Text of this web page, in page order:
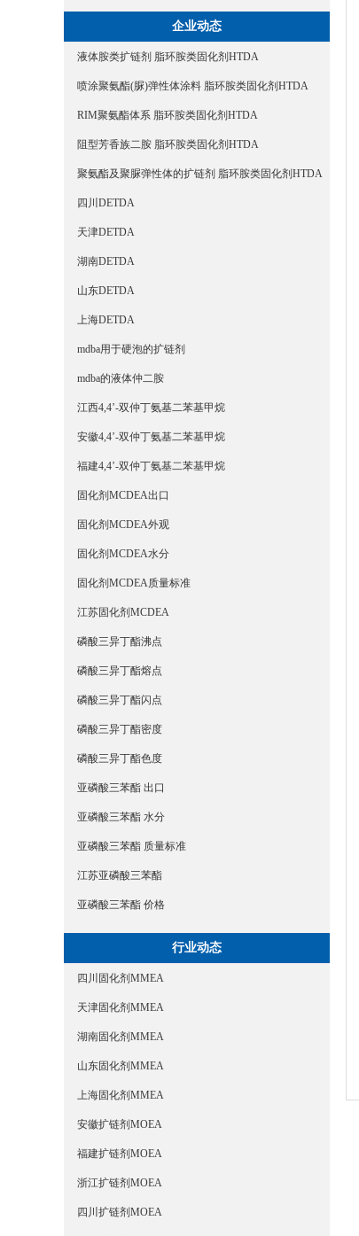
企业动态
液体胺类扩链剂 脂环胺类固化剂HTDA
喷涂聚氨酯(脲)弹性体涂料 脂环胺类固化剂HTDA
RIM聚氨酯体系 脂环胺类固化剂HTDA
阻型芳香族二胺 脂环胺类固化剂HTDA
聚氨酯及聚脲弹性体的扩链剂 脂环胺类固化剂HTDA
四川DETDA
天津DETDA
湖南DETDA
山东DETDA
上海DETDA
mdba用于硬泡的扩链剂
mdba的液体仲二胺
江西4,4’-双仲丁氨基二苯基甲烷
安徽4,4’-双仲丁氨基二苯基甲烷
福建4,4’-双仲丁氨基二苯基甲烷
固化剂MCDEA出口
固化剂MCDEA外观
固化剂MCDEA水分
固化剂MCDEA质量标准
江苏固化剂MCDEA
磷酸三异丁酯沸点
磷酸三异丁酯熔点
磷酸三异丁酯闪点
磷酸三异丁酯密度
磷酸三异丁酯色度
亚磷酸三苯酯 出口
亚磷酸三苯酯 水分
亚磷酸三苯酯 质量标准
江苏亚磷酸三苯酯
亚磷酸三苯酯 价格
行业动态
四川固化剂MMEA
天津固化剂MMEA
湖南固化剂MMEA
山东固化剂MMEA
上海固化剂MMEA
安徽扩链剂MOEA
福建扩链剂MOEA
浙江扩链剂MOEA
四川扩链剂MOEA